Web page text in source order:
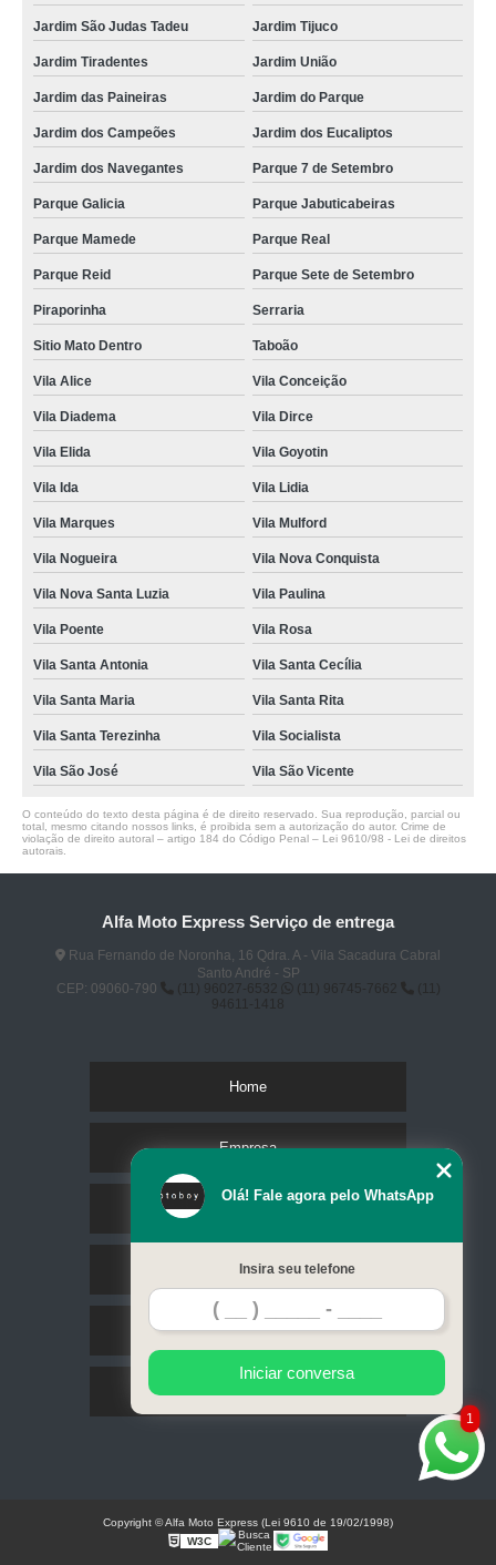
Jardim São Judas Tadeu Jardim Tijuco
Jardim Tiradentes Jardim União
Jardim das Paineiras Jardim do Parque
Jardim dos Campeões Jardim dos Eucaliptos
Jardim dos Navegantes Parque 7 de Setembro
Parque Galicia Parque Jabuticabeiras
Parque Mamede Parque Real
Parque Reid Parque Sete de Setembro
Piraporinha Serraria
Sitio Mato Dentro Taboão
Vila Alice Vila Conceição
Vila Diadema Vila Dirce
Vila Elida Vila Goyotin
Vila Ida Vila Lidia
Vila Marques Vila Mulford
Vila Nogueira Vila Nova Conquista
Vila Nova Santa Luzia Vila Paulina
Vila Poente Vila Rosa
Vila Santa Antonia Vila Santa Cecília
Vila Santa Maria Vila Santa Rita
Vila Santa Terezinha Vila Socialista
Vila São José Vila São Vicente
O conteúdo do texto desta página é de direito reservado. Sua reprodução, parcial ou
total, mesmo citando nossos links, é proibida sem a autorização do autor. Crime de
violação de direito autoral – artigo 184 do Código Penal – Lei 9610/98 - Lei de direitos
autorais
Alfa Moto Express Serviço de entrega
Rua Fernando de Noronha, 16 Qdra. A - Vila Sacadura Cabral
Santo André - SP
CEP: 09060-790
(11) 96027-6532 (11) 96745-7662
(11)
94611-1418
Home
Empresa
Serviços
Contato
Mapa do site
1
Olá! Fale agora pelo WhatsApp
Insira seu telefone
Iniciar conversa
Copyright © Alfa Moto Express (Lei 9610 de 19/02/1998)
W3C